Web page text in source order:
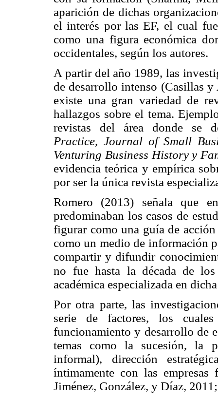
aparición de dichas
el interés por las EF, el cual
como una figura económica
occidentales, según los autores.
A partir del año 1989, las
de desarrollo intenso (Casillas
existe una gran variedad de
hallazgos sobre el tema.
revistas del área donde se
Practice, Journal of Small
Venturing Business History y
evidencia teórica y empírica
por ser la única revista
Romero (2013) señala que
predominaban los casos de
figurar como una guía de
como un medio de información
compartir y difundir
no fue hasta la década de
académica especializada en
Por otra parte, las
serie de factores, los
funcionamiento y desarrollo de
temas como la sucesión, la
informal), dirección
íntimamente con las
Jiménez, González, y Díaz,